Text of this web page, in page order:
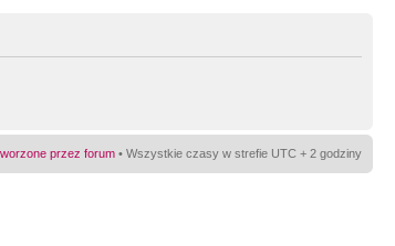
przez forum • Wszystkie czasy w strefie UTC + 2 godziny